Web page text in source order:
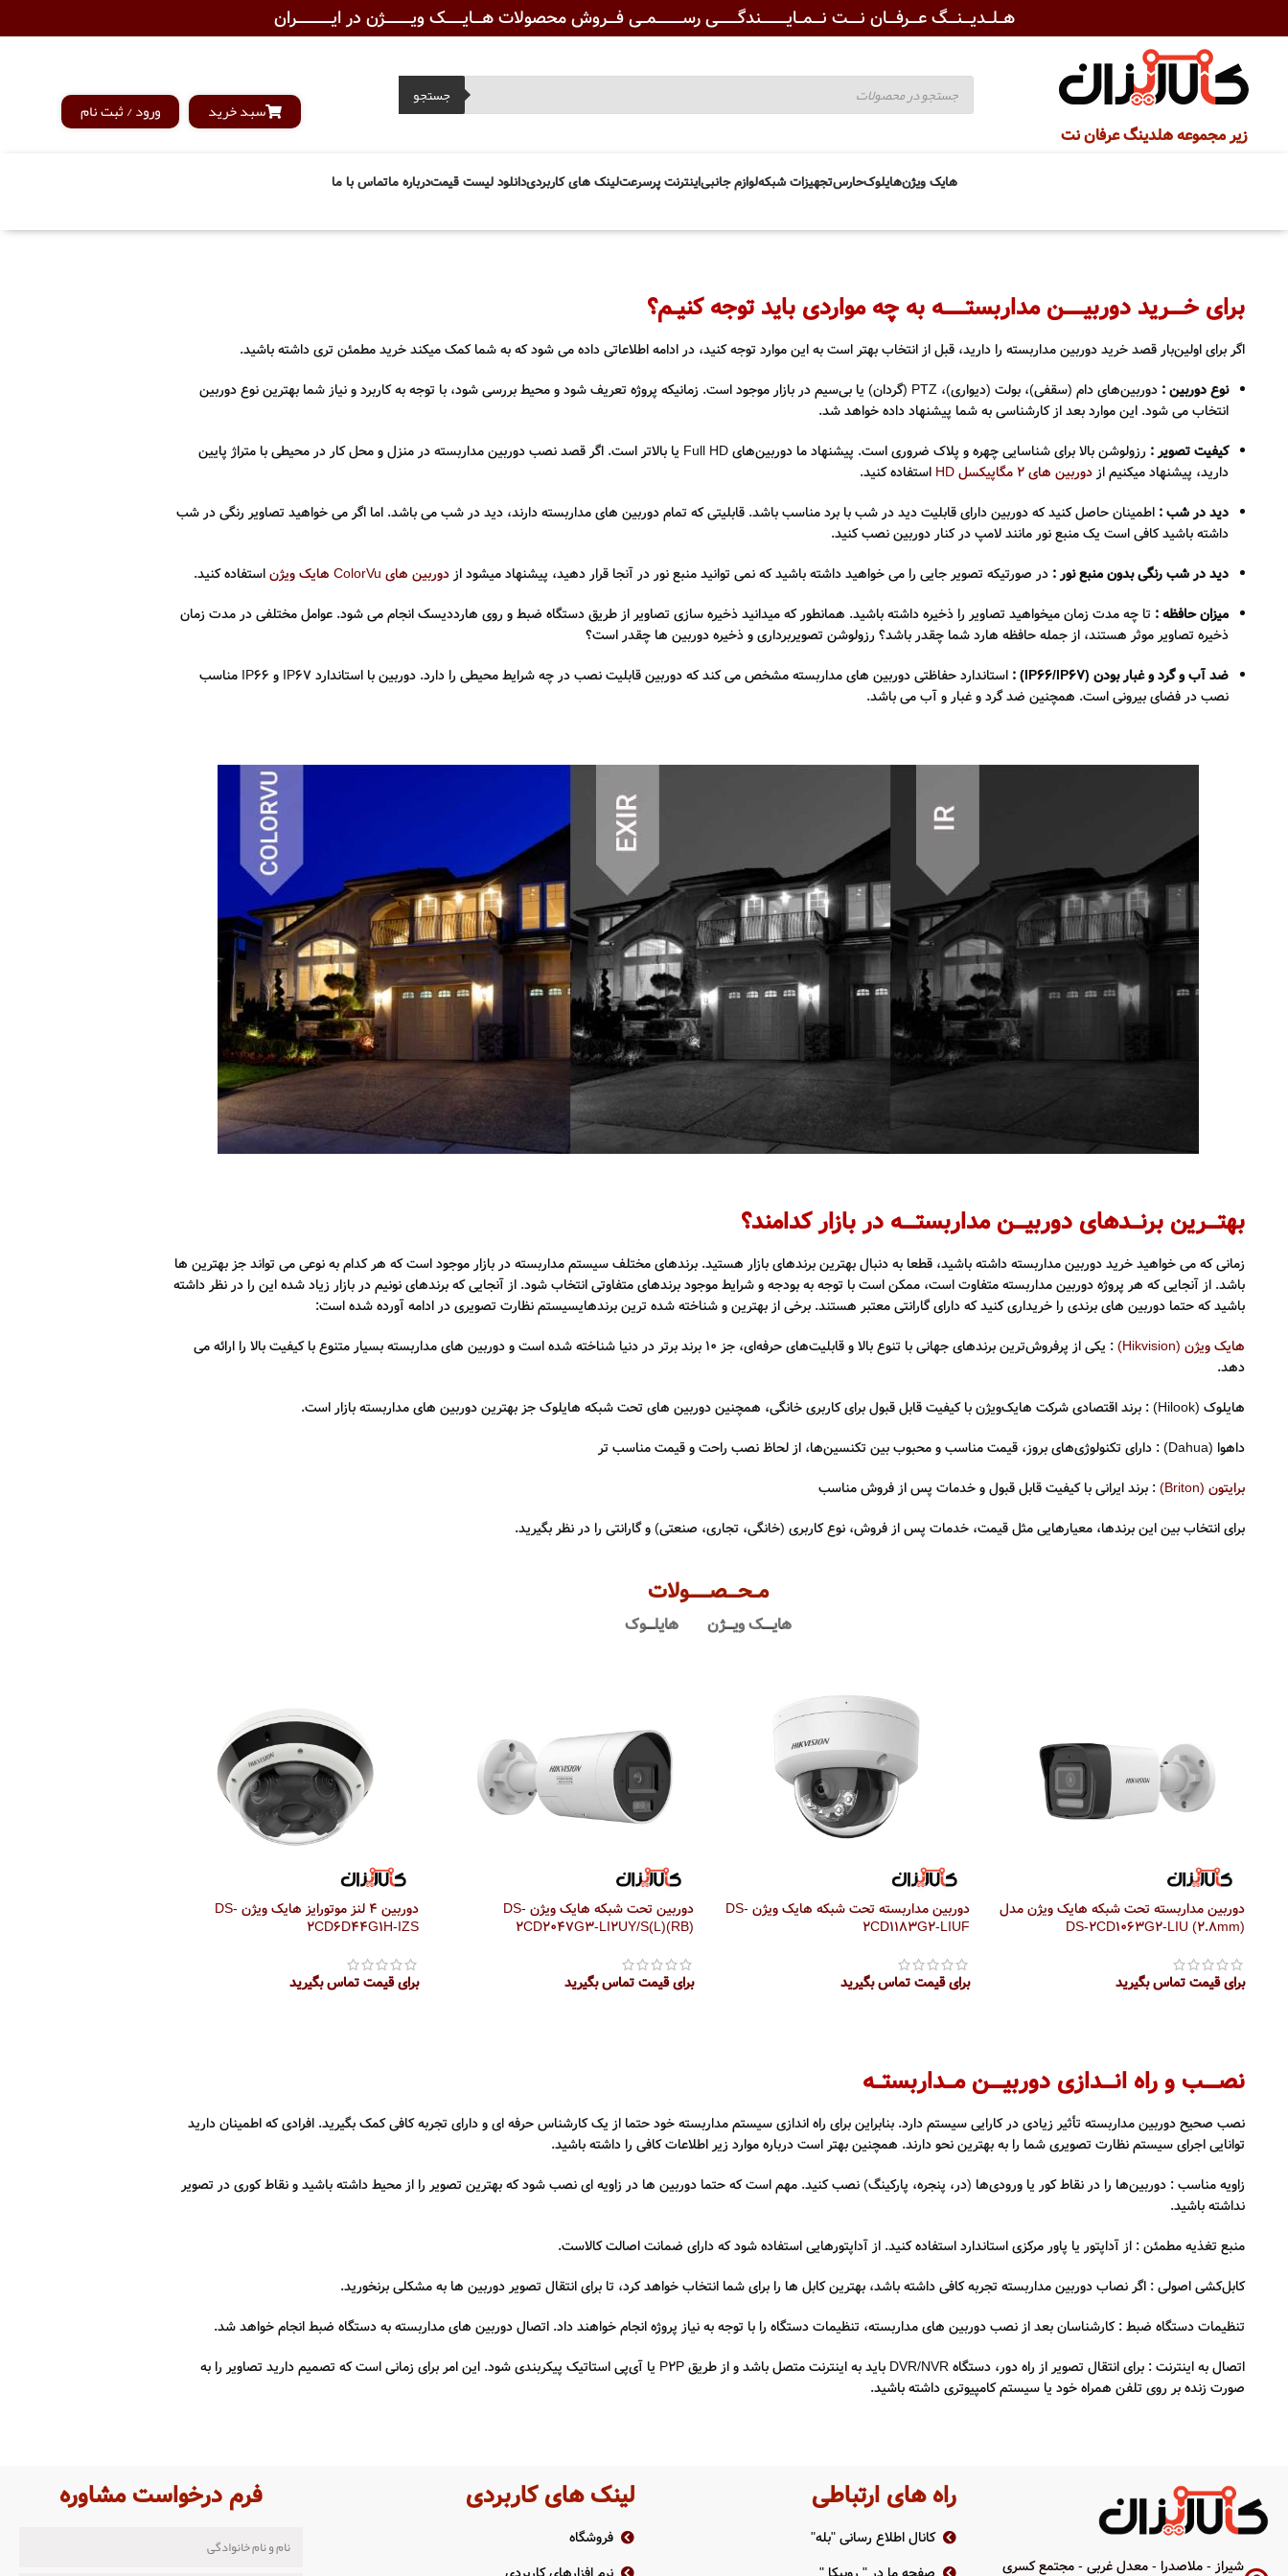
هــلــدیـــنـــگ عـــرفـــان نــــت نـــمــایـــــــــندگـــــــی رســـــــــمــی فـــروش محصولات هـــایــــــک ویـــــــــژن در ایــــــــــــران
زیر مجموعه هلدینگ عرفان نت
جستجو
سبد خرید ورود / ثبت نام
هایک ویژنهایلوکحارستجهیزات شبکهلوازم جانبیاینترنت پرسرعتلینک های کاربردیدانلود لیست قیمتدرباره ماتماس با ما
برای خـــــرید دوربیـــــــن مداربستــــــــه به چه مواردی باید توجه کنیــم؟
اگر برای اولین‌بار قصد خرید دوربین مداربسته را دارید، قبل از انتخاب بهتر است به این موارد توجه کنید، در ادامه اطلاعاتی داده می شود که به شما کمک میکند خرید مطمئن تری داشته باشید.
نوع دوربین :
دوربین‌های دام (سقفی)، بولت (دیواری)، PTZ (گردان) یا بی‌سیم در بازار موجود است. زمانیکه پروژه تعریف شود و محیط بررسی شود، با توجه به کاربرد و نیاز شما بهترین نوع دوربین
انتخاب می شود. این موارد بعد از کارشناسی به شما پیشنهاد داده خواهد شد.
کیفیت تصویر :
رزولوشن بالا برای شناسایی چهره و پلاک ضروری است. پیشنهاد ما دوربین‌های Full HD یا بالاتر است. اگر قصد نصب دوربین مداربسته در منزل و محل کار در محیطی با متراژ پایین
دارید، پیشنهاد میکنیم ازدوربین های 2 مگاپیکسل HD
استفاده کنید.
دید در شب : اطمینان حاصل کنید که دوربین دارای قابلیت دید در شب با برد مناسب باشد. قابلیتی که تمام دوربین های مداربسته دارند، دید در شب می باشد. اما اگر می خواهید تصاویر رنگی در شب
داشته باشید کافی است یک منبع نور مانند لامپ در کنار دوربین نصب کنید.
دید در شب رنگی بدون منبع نور : در صورتیکه تصویر جایی را می خواهید داشته باشید که نمی توانید منبع نور در آنجا قرار دهید، پیشنهاد میشود ازدوربین های ColorVu هایک ویژن
استفاده کنید.
میزان حافظه : تا چه مدت زمان میخواهید تصاویر را ذخیره داشته باشید. همانطور که میدانید ذخیره سازی تصاویر از طریق دستگاه ضبط و روی هارددیسک انجام می شود. عوامل مختلفی در مدت زمان
ذخیره تصاویر موثر هستند، از جمله حافظه هارد شما چقدر باشد؟ رزولوشن تصویربرداری و ذخیره دوربین ها چقدر است؟
ضد آب و گرد و غبار بودن (IP66/IP67) :
استاندارد حفاظتی دوربین های مداربسته مشخص می کند که دوربین قابلیت نصب در چه شرایط محیطی را دارد. دوربین با استاندارد IP67 و IP66 مناسب
نصب در فضای بیرونی است. همچنین ضد گرد و غبار و آب می باشد.
بهتــــرین برنـــدهای دوربیــــن مداربستـــــه در بازار کدامند؟
زمانی که می خواهید خرید دوربین مداربسته داشته باشید، قطعا به دنبال بهترین برندهای بازار هستید. برندهای مختلف سیستم مداربسته در بازار موجود است که هر کدام به نوعی می تواند جز بهترین ها
باشد. از آنجایی که هر پروژه دوربین مداربسته متفاوت است، ممکن است با توجه به بودجه و شرایط موجود برندهای متفاوتی انتخاب شود. از آنجایی که برندهای نونیم در بازار زیاد شده این را در نظر داشته
باشید که حتما دوربین های برندی را خریداری کنید که دارای گارانتی معتبر هستند. برخی از بهترین و شناخته شده ترین برندهایسیستم نظارت تصویری در ادامه آورده شده است:
هایک ویژن (Hikvision)
: یکی از پرفروش‌ترین برندهای جهانی با تنوع بالا و قابلیت‌های حرفه‌ای، جز 10 برند برتر در دنیا شناخته شده است و دوربین های مداربسته بسیار متنوع با کیفیت بالا را ارائه می
دهد.
هایلوک (Hilook) : برند اقتصادی شرکت هایک‌ویژن با کیفیت قابل قبول برای کاربری خانگی، همچنین دوربین های تحت شبکه هایلوک جز بهترین دوربین های مداربسته بازار است.
داهوا (Dahua) : دارای تکنولوژی‌های بروز، قیمت مناسب و محبوب بین تکنسین‌ها، از لحاظ نصب راحت و قیمت مناسب تر
برایتون (Briton)
: برند ایرانی با کیفیت قابل قبول و خدمات پس از فروش مناسب
برای انتخاب بین این برندها، معیارهایی مثل قیمت، خدمات پس از فروش، نوع کاربری (خانگی، تجاری، صنعتی) و گارانتی را در نظر بگیرید.
مــحــــصـــــــولات
هایـــــک ویــــژن هایلــــوک
دوربین مداربسته تحت شبکه هایک ویژن مدل
DS-2CD1063G2-LIU (2.8mm)
برای قیمت تماس بگیرید
دوربین مداربسته تحت شبکه هایک ویژن DS-
2CD1183G2-LIUF
برای قیمت تماس بگیرید
دوربین تحت شبکه هایک ویژن DS-
2CD2047G3-LI2UY/S(L)(RB)
برای قیمت تماس بگیرید
دوربین 4 لنز موتورایز هایک ویژن DS-
2CD6D44G1H-IZS
برای قیمت تماس بگیرید
نصـــــب و راه انــــدازی دوربیـــــن مـــداربستـــه
نصب صحیح دوربین مداربسته تأثیر زیادی در کارایی سیستم دارد. بنابراین برای راه اندازی سیستم مداربسته خود حتما از یک کارشناس حرفه ای و دارای تجربه کافی کمک بگیرید. افرادی که اطمینان دارید
توانایی اجرای سیستم نظارت تصویری شما را به بهترین نحو دارند. همچنین بهتر است درباره موارد زیر اطلاعات کافی را داشته باشید.
زاویه مناسب : دوربین‌ها را در نقاط کور یا ورودی‌ها (در، پنجره، پارکینگ) نصب کنید. مهم است که حتما دوربین ها در زاویه ای نصب شود که بهترین تصویر را از محیط داشته باشید و نقاط کوری در تصویر
نداشته باشید.
منبع تغذیه مطمئن : از آداپتور یا پاور مرکزی استاندارد استفاده کنید. از آداپتورهایی استفاده شود که دارای ضمانت اصالت کالاست.
کابل‌کشی اصولی : اگر نصاب دوربین مداربسته تجربه کافی داشته باشد، بهترین کابل ها را برای شما انتخاب خواهد کرد، تا برای انتقال تصویر دوربین ها به مشکلی برنخورید.
تنظیمات دستگاه ضبط : کارشناسان بعد از نصب دوربین های مداربسته، تنظیمات دستگاه را با توجه به نیاز پروژه انجام خواهند داد. اتصال دوربین های مداربسته به دستگاه ضبط انجام خواهد شد.
اتصال به اینترنت : برای انتقال تصویر از راه دور، دستگاه DVR/NVR باید به اینترنت متصل باشد و از طریق P2P یا آی‌پی استاتیک پیکربندی شود. این امر برای زمانی است که تصمیم دارید تصاویر را به
صورت زنده بر روی تلفن همراه خود یا سیستم کامپیوتری داشته باشید.
شیراز - ملاصدرا - معدل غربی - مجتمع کسری
راه های ارتباطی
کانال اطلاع رسانی "بله"
لینک های کاربردی
فروشگاه
فرم درخواست مشاوره